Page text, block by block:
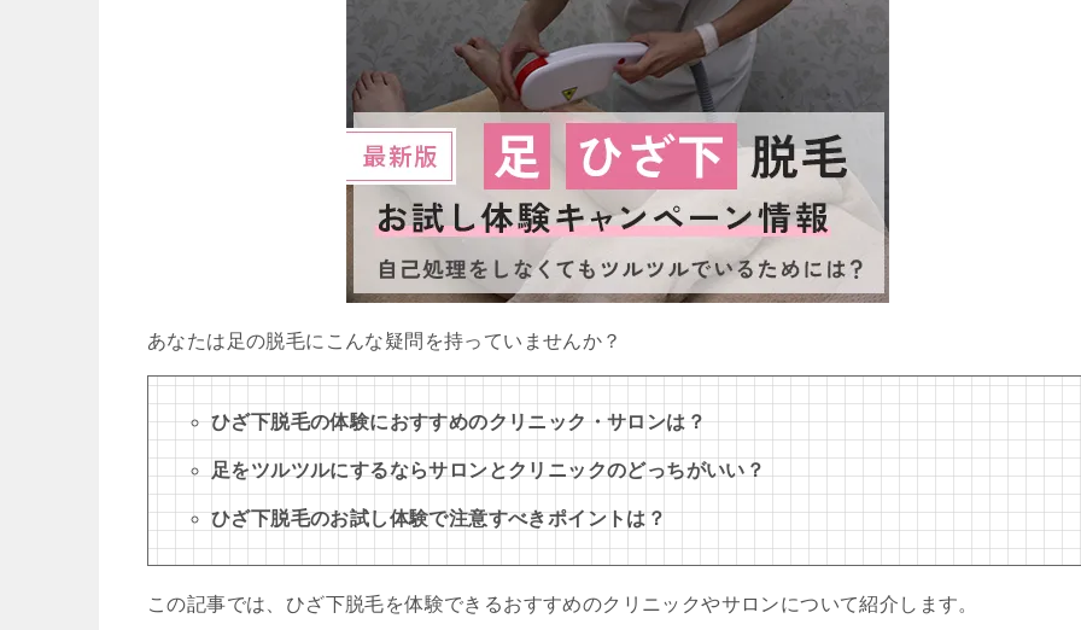
あなたは足の脱毛にこんな疑問を持っていませんか？
ひざ下脱毛の体験におすすめのクリニック・サロンは？
足をツルツルにするならサロンとクリニックのどっちがいい？
ひざ下脱毛のお試し体験で注意すべきポイントは？
この記事では、ひざ下脱毛を体験できるおすすめのクリニックやサロンについて紹介します。